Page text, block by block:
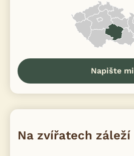
Napište mi
Na zvířatech záleží